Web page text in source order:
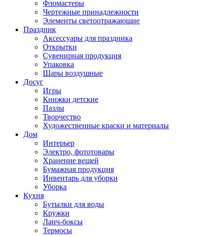
Фломастеры
Чертежные принадлежности
Элементы светоотражающие
Праздник
Аксессуары для праздника
Открытки
Сувенирная продукция
Упаковка
Шары воздушные
Досуг
Игры
Книжки детские
Пазлы
Творчество
Художественные краски и материалы
Дом
Интерьер
Электро, фототовары
Хранение вещей
Бумажная продукция
Инвентарь для уборки
Уборка
Кухня
Бутылки для воды
Кружки
Ланч-боксы
Термосы